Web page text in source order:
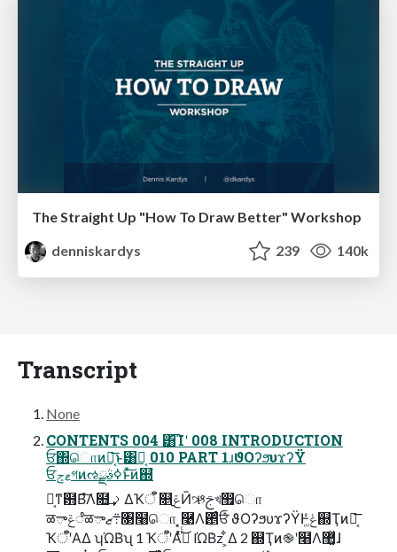
The Straight Up "How To Draw Better" Workshop
denniskardys
239 140k
Transcript
None
CONTENTS 004 ͸͡Ίʹ 008 INTRODUCTION
ਓ΍ொͷ๛͔͞ͱ͸Կ͔ 010 PART 1ɹϑΟʔϧυϫʔΫ
ਓޱݮগͷઌߦࣄྫͱͯ͠ͷ஍ํ
๛͔ͳ฻Β͠ํΛ໛ࡧ͢ΔҠॅऀ ௕࡚ݝӢઋࢢখ඿ொ
ळాݝೆळా܊ޒ৓໨ொ ͓࿩Λ࢕ͬͨਓͨͪ ϑΟʔϧυϫʔΫͰݟ͚ͭͨ஍Ҭͷ๛͔͞
ҠॅऀʹΑΔ ʮΏΒ͗ʯ 1 ҠॅऀʹΑͬͯىͬͨ͜ lΏΒ͗z ͕͋Δ 2 ஍Ҭͷ֎ʹ໨Λ޲͚ͯɺ